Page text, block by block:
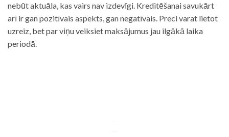
nebūt aktuāla, kas vairs nav izdevīgi. Kreditēšanai savukārt
arī ir gan pozitīvais aspekts, gan negatīvais. Preci varat lietot
uzreiz, bet par viņu veiksiet maksājumus jau ilgākā laika
periodā.